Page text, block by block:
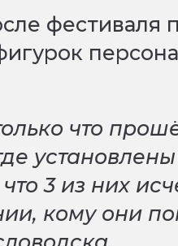
фестиваля
что
3 из них
кому они